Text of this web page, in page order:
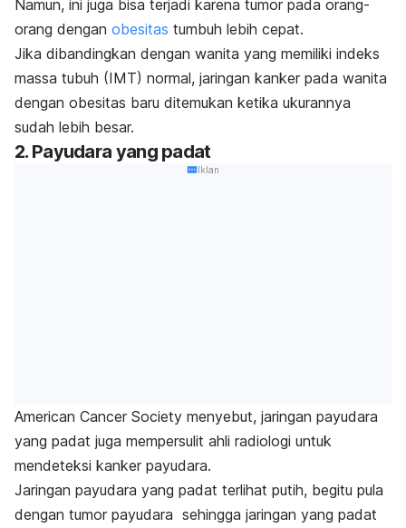
Namun, ini juga bisa terjadi karena tumor pada orang-
orang dengan obesitas tumbuh lebih cepat.
Jika dibandingkan dengan wanita yang memiliki indeks
massa tubuh (IMT) normal, jaringan kanker pada wanita
dengan obesitas baru ditemukan ketika ukurannya
sudah lebih besar.
2. Payudara yang padat
Iklan
American Cancer Society menyebut, jaringan payudara
yang padat juga mempersulit ahli radiologi untuk
mendeteksi kanker payudara.
Jaringan payudara yang padat terlihat putih, begitu pula
dengan tumor payudara sehingga jaringan yang padat